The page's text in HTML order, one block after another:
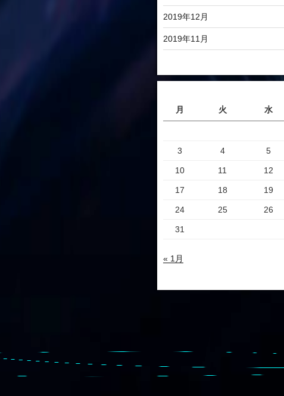
2019年12月
2019年11月
月 火 水
3 4 5
10 11 12
17 18 19
24 25 26
31
« 1月